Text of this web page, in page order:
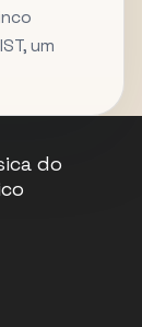
um
do